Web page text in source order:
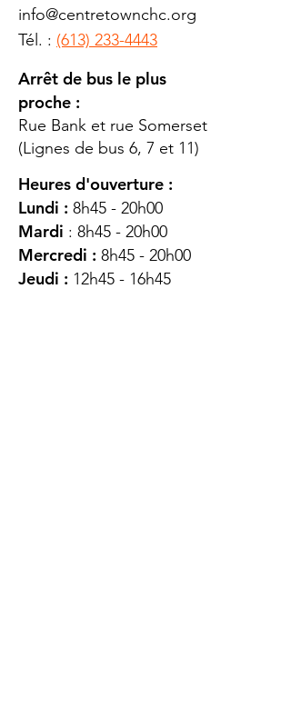
info@centretownchc.org
Tél. : (613) 233-4443
Arrêt de bus le plus
proche :
Rue Bank et rue Somerset
(Lignes de bus 6, 7 et 11)
Heures d'ouverture :
Lundi : 8h45 - 20h00
Mardi : 8h45 - 20h00
Mercredi : 8h45 - 20h00
Jeudi : 12h45 - 16h45